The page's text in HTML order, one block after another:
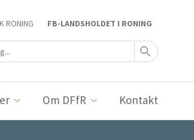
RONING FB-LANDSHOLDET I RONING
Om DFfR Kontakt